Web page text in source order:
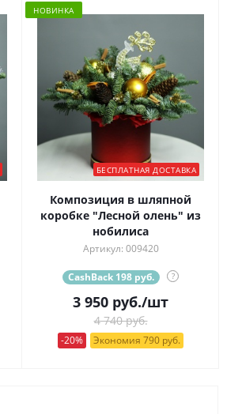
НОВИНКА
БЕСПЛАТНАЯ ДОСТАВКА
Композиция в шляпной
коробке "Лесной олень" из
нобилиса
Артикул: 009420
CashBack 198 руб. ?
3 950 руб./шт
4 740 руб.
-20% Экономия 790 руб.